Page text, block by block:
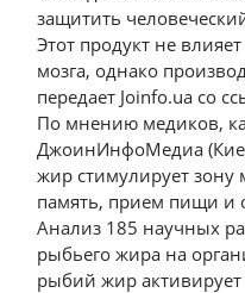
защитить
Этот продукт не
мозга, однако
передает Joinfo.ua со
По мнению медиков,
ДжоинИнфоМедиа
жир стимулирует зону
память, прием пищи и
Анализ 185 научных
рыбьего жира на
рыбий жир